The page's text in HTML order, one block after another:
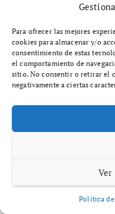
Para ofrecer las mejores
cookies para almacenar y/o
consentimiento de estas
el comportamiento de
sitio. No consentir o retirar el
negativamente a ciertas
Política
c
i
ó
n
e
Related Posts
Maria Izquierdo
¿Qué es el
desarrollo
¿Qué es el
el desarrollo
qué es